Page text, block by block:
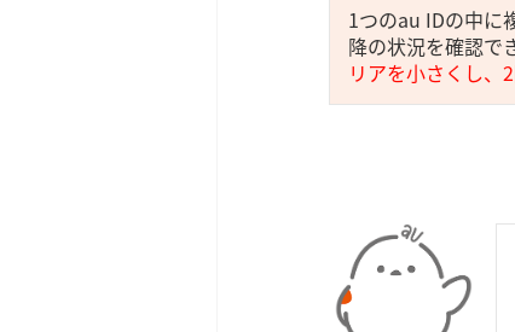
1つのau IDの中に
降の状況を確認で
リアを小さくし、